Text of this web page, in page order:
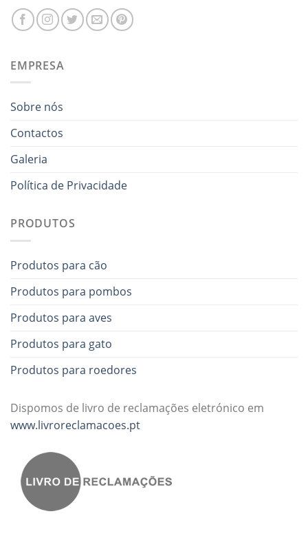
EMPRESA
Sobre nós
Contactos
Galeria
Política de Privacidade
PRODUTOS
Produtos para cão
Produtos para pombos
Produtos para aves
Produtos para gato
Produtos para roedores
Dispomos de livro de reclamações eletrónico em
www.livroreclamacoes.pt